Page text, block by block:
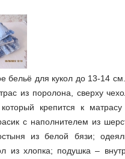
бельё для кукол до 13-14
из поролона, сверху
крепится к матрасу
с наполнителем из
из белой бязи;
из хлопка; подушка –